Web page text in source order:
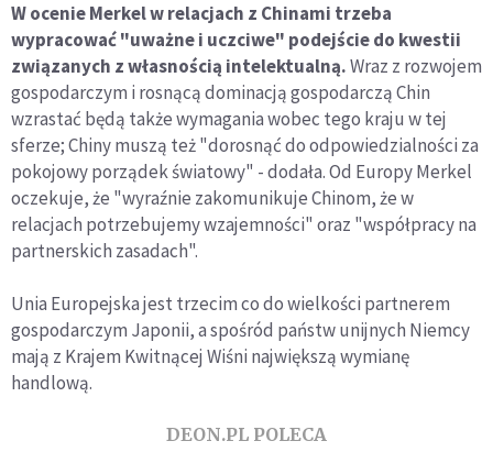
W ocenie Merkel w relacjach z Chinami trzeba
wypracować "uważne i uczciwe" podejście do kwestii
związanych z własnością intelektualną.Wraz z rozwojem
gospodarczym i rosnącą dominacją gospodarczą Chin
wzrastać będą także wymagania wobec tego kraju w tej
sferze; Chiny muszą też "dorosnąć do odpowiedzialności za
pokojowy porządek światowy" - dodała. Od Europy Merkel
oczekuje, że "wyraźnie zakomunikuje Chinom, że w
relacjach potrzebujemy wzajemności" oraz "współpracy na
partnerskich zasadach".
Unia Europejska jest trzecim co do wielkości partnerem
gospodarczym Japonii, a spośród państw unijnych Niemcy
mają z Krajem Kwitnącej Wiśni największą wymianę
handlową.
DEON.PL POLECA